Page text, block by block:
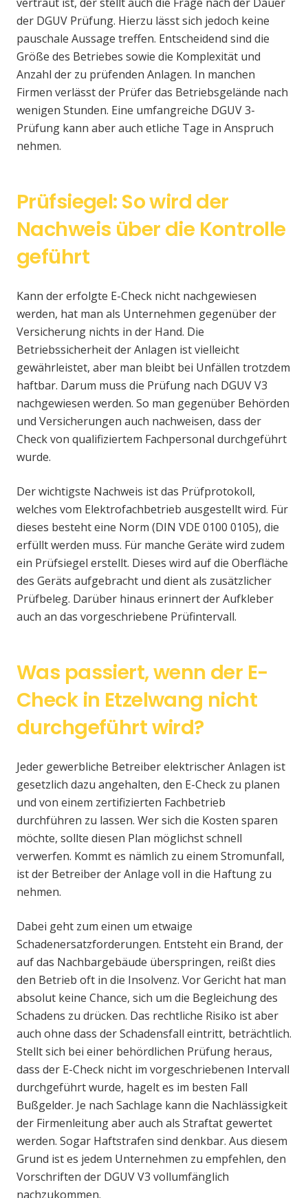
der DGUV Prüfung. Hierzu lässt sich jedoch keine
pauschale Aussage treffen. Entscheidend sind die
Größe des Betriebes sowie die Komplexität und
Anzahl der zu prüfenden Anlagen. In manchen
Firmen verlässt der Prüfer das Betriebsgelände nach
wenigen Stunden. Eine umfangreiche DGUV 3-
Prüfung kann aber auch etliche Tage in Anspruch
nehmen.
Prüfsiegel: So wird der
Nachweis über die Kontrolle
geführt
Kann der erfolgte E-Check nicht nachgewiesen
werden, hat man als Unternehmen gegenüber der
Versicherung nichts in der Hand. Die
Betriebssicherheit der Anlagen ist vielleicht
gewährleistet, aber man bleibt bei Unfällen trotzdem
haftbar. Darum muss die Prüfung nach DGUV V3
nachgewiesen werden. So man gegenüber Behörden
und Versicherungen auch nachweisen, dass der
Check von qualifiziertem Fachpersonal durchgeführt
wurde.
Der wichtigste Nachweis ist das Prüfprotokoll,
welches vom Elektrofachbetrieb ausgestellt wird. Für
dieses besteht eine Norm (DIN VDE 0100 0105), die
erfüllt werden muss. Für manche Geräte wird zudem
ein Prüfsiegel erstellt. Dieses wird auf die Oberfläche
des Geräts aufgebracht und dient als zusätzlicher
Prüfbeleg. Darüber hinaus erinnert der Aufkleber
auch an das vorgeschriebene Prüfintervall.
Was passiert, wenn der E-
Check in Etzelwang nicht
durchgeführt wird?
Jeder gewerbliche Betreiber elektrischer Anlagen ist
gesetzlich dazu angehalten, den E-Check zu planen
und von einem zertifizierten Fachbetrieb
durchführen zu lassen. Wer sich die Kosten sparen
möchte, sollte diesen Plan möglichst schnell
verwerfen. Kommt es nämlich zu einem Stromunfall,
ist der Betreiber der Anlage voll in die Haftung zu
nehmen.
Dabei geht zum einen um etwaige
Schadenersatzforderungen. Entsteht ein Brand, der
auf das Nachbargebäude überspringen, reißt dies
den Betrieb oft in die Insolvenz. Vor Gericht hat man
absolut keine Chance, sich um die Begleichung des
Schadens zu drücken. Das rechtliche Risiko ist aber
auch ohne dass der Schadensfall eintritt, beträchtlich.
Stellt sich bei einer behördlichen Prüfung heraus,
dass der E-Check nicht im vorgeschriebenen Intervall
durchgeführt wurde, hagelt es im besten Fall
Bußgelder. Je nach Sachlage kann die Nachlässigkeit
der Firmenleitung aber auch als Straftat gewertet
werden. Sogar Haftstrafen sind denkbar. Aus diesem
Grund ist es jedem Unternehmen zu empfehlen, den
Vorschriften der DGUV V3 vollumfänglich
nachzukommen.